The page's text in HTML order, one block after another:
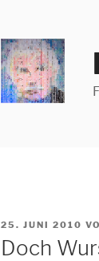
25. JUNI 2010
Doch